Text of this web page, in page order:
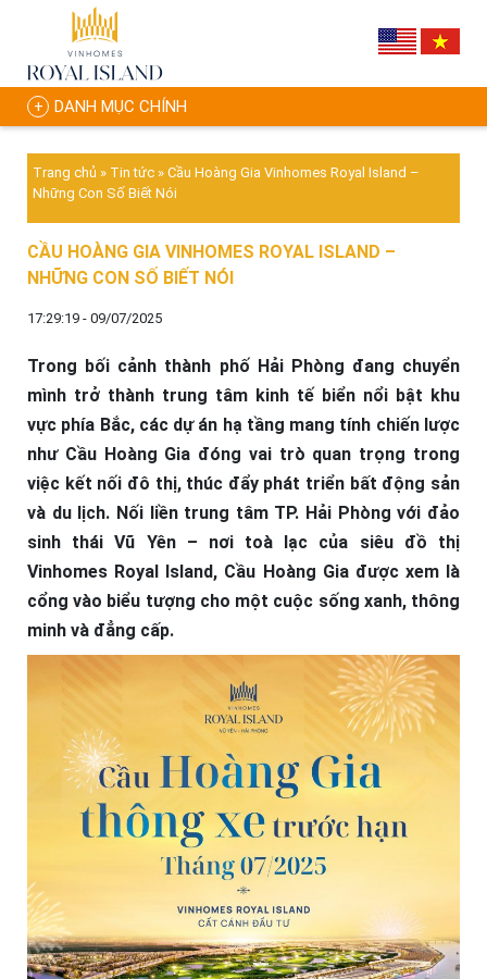
DANH MỤC CHÍNH
Trang chủ » Tin tức » Cầu Hoàng Gia Vinhomes Royal Island –
Những Con Số Biết Nói
CẦU HOÀNG GIA VINHOMES ROYAL ISLAND –
NHỮNG CON SỐ BIẾT NÓI
17:29:19 - 09/07/2025
Trong bối cảnh thành phố Hải Phòng đang chuyển
mình trở thành trung tâm kinh tế biển nổi bật khu
vực phía Bắc, các dự án hạ tầng mang tính chiến lược
như Cầu Hoàng Gia đóng vai trò quan trọng trong
việc kết nối đô thị, thúc đẩy phát triển bất động sản
và du lịch. Nối liền trung tâm TP. Hải Phòng với đảo
sinh thái Vũ Yên – nơi toà lạc của siêu đồ thị
Vinhomes Royal Island, Cầu Hoàng Gia được xem là
cổng vào biểu tượng cho một cuộc sống xanh, thông
minh và đẳng cấp.